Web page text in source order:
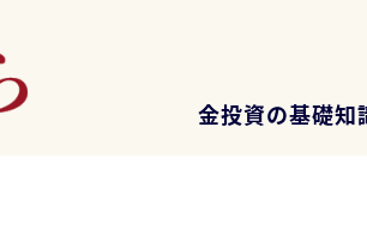
金投資の基礎知